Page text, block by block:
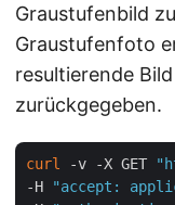
Graustufenbild
Graustufenfoto
resultierende
zurückgegeben.
curl -v -X GET
-H
"accept: